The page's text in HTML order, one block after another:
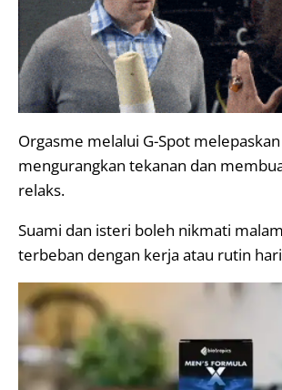
Orgasme melalui G-Spot
mengurangkan tekanan dan
relaks.
Suami dan isteri boleh nikmati
terbeban dengan kerja atau rutin